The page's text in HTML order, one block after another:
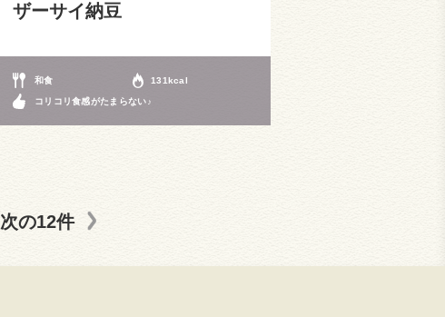
ザーサイ納豆
和食 131kcal
コリコリ食感がたまらない♪
次の12件